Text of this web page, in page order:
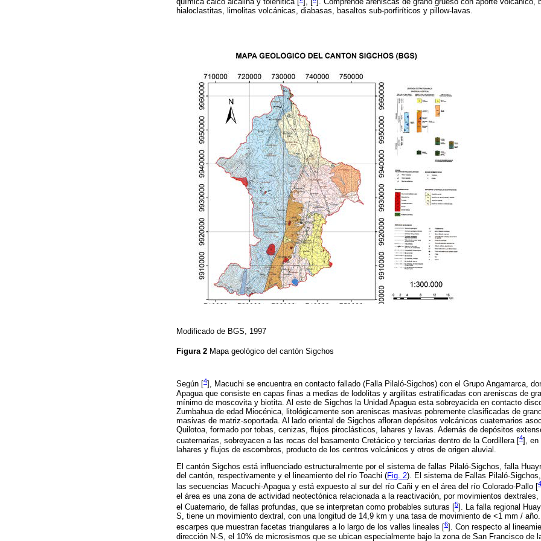
hialoclastitas, limolitas volcánicas, diabasas, basaltos sub-porfiríticos y pillow-lavas.
Modificado de BGS, 1997
Figura 2 Mapa geológico del cantón Sigchos
Según [ 4 ], Macuchi se encuentra en contacto fallado (Falla Pilaló-Sigchos) con el Grupo Angamarca,
Apagua que consiste en capas finas a medias de lodolitas y argilitas estratificadas con areniscas de
mínimo de moscovita y biotita. Al este de Sigchos la Unidad Apagua esta sobreyacida en contacto
Zumbahua de edad Miocénica, litológicamente son areniscas masivas pobremente clasificadas de
masivas de matriz-soportada. Al lado oriental de Sigchos afloran depósitos volcánicos cuaternarios
Quilotoa, formado por tobas, cenizas, flujos piroclásticos, lahares y lavas. Además de depósitos
cuaternarias, sobreyacen a las rocas del basamento Cretácico y terciarias dentro de la Cordillera [4], en
lahares y flujos de escombros, producto de los centros volcánicos y otros de origen aluvial.
El cantón Sigchos está influenciado estructuralmente por el sistema de fallas Pilaló-Sigchos, falla
del cantón, respectivamente y el lineamiento del río Toachi (Fig. 2). El sistema de Fallas Pilaló-
las secuencias Macuchi-Apagua y está expuesto al sur del río Cañi y en el área del río Colorado-Pallo [
4
el área es una zona de actividad neotectónica relacionada a la reactivación, por movimientos
el Cuaternario, de fallas profundas, que se interpretan como probables suturas [5]. La falla regional
S, tiene un movimiento dextral, con una longitud de 14,9 km y una tasa de movimiento de <1 mm /
escarpes que muestran facetas triangulares a lo largo de los valles lineales [6]. Con respecto al
dirección N-S, el 10% de microsismos que se ubican especialmente bajo la zona de San Francisco de